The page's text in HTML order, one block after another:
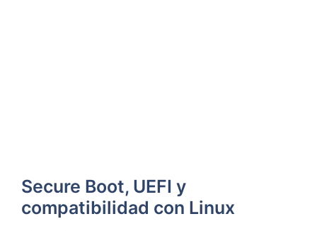
Secure Boot, UEFI y
compatibilidad con Linux